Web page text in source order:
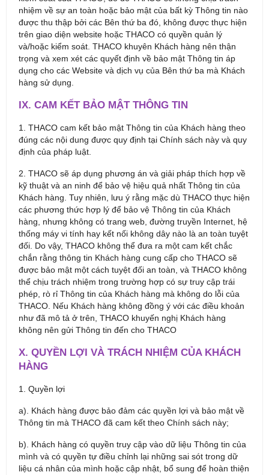
nhiệm về sự an toàn hoặc bảo mật của bất kỳ Thông tin nào
được thu thập bởi các Bên thứ ba đó, không được thực hiện
trên giao diện website hoặc THACO có quyền quản lý
và/hoặc kiểm soát. THACO khuyên Khách hàng nên thận
trọng và xem xét các quyết định về bảo mật Thông tin áp
dụng cho các Website và dịch vụ của Bên thứ ba mà Khách
hàng sử dụng.
IX. CAM KẾT BẢO MẬT THÔNG TIN
1. THACO cam kết bảo mật Thông tin của Khách hàng theo
đúng các nội dung được quy định tại Chính sách này và quy
định của pháp luật.
2. THACO sẽ áp dụng phương án và giải pháp thích hợp về
kỹ thuật và an ninh để bảo vệ hiệu quả nhất Thông tin của
Khách hàng. Tuy nhiên, lưu ý rằng mặc dù THACO thực hiện
các phương thức hợp lý để bảo vệ Thông tin của Khách
hàng, nhưng không có trang web, đường truyền Internet, hệ
thống máy vi tính hay kết nối không dây nào là an toàn tuyệt
đối. Do vậy, THACO không thể đưa ra một cam kết chắc
chắn rằng thông tin Khách hàng cung cấp cho THACO sẽ
được bảo mật một cách tuyệt đối an toàn, và THACO không
thể chịu trách nhiệm trong trường hợp có sự truy cập trái
phép, rò rỉ Thông tin của Khách hàng mà không do lỗi của
THACO. Nếu Khách hàng không đồng ý với các điều khoản
như đã mô tả ở trên, THACO khuyến nghị Khách hàng
không nên gửi Thông tin đến cho THACO
X. QUYỀN LỢI VÀ TRÁCH NHIỆM CỦA KHÁCH
HÀNG
1. Quyền lợi
a). Khách hàng được bảo đảm các quyền lợi và bảo mật về
Thông tin mà THACO đã cam kết theo Chính sách này;
b). Khách hàng có quyền truy cập vào dữ liệu Thông tin của
mình và có quyền tự điều chỉnh lại những sai sót trong dữ
liệu cá nhân của mình hoặc cập nhật, bổ sung để hoàn thiện